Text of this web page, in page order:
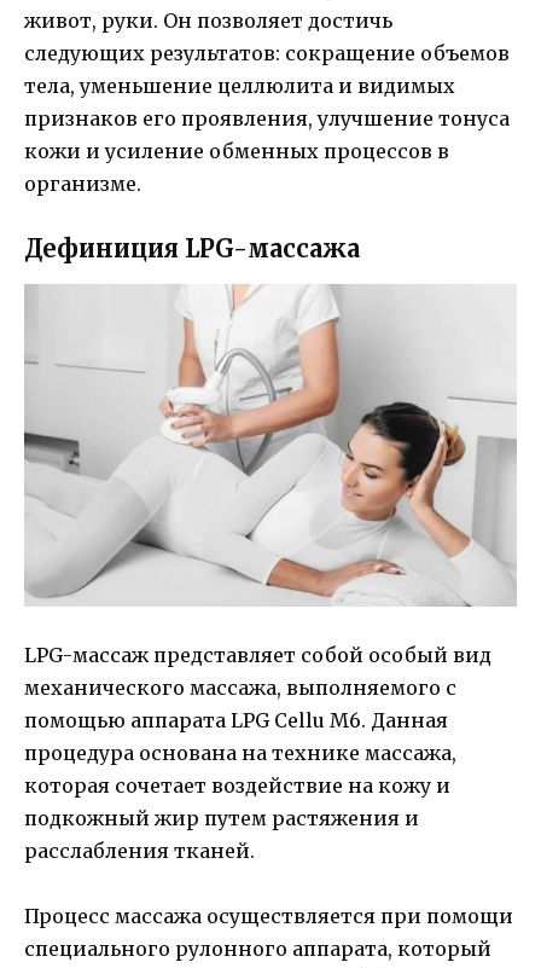
живот, руки. Он позволяет достичь
следующих результатов: сокращение объемов
тела, уменьшение целлюлита и видимых
признаков его проявления, улучшение тонуса
кожи и усиление обменных процессов в
организме.
Дефиниция LPG-массажа
LPG-массаж представляет собой особый вид
механического массажа, выполняемого с
помощью аппарата LPG Cellu M6. Данная
процедура основана на технике массажа,
которая сочетает воздействие на кожу и
подкожный жир путем растяжения и
расслабления тканей.
Процесс массажа осуществляется при помощи
специального рулонного аппарата, который